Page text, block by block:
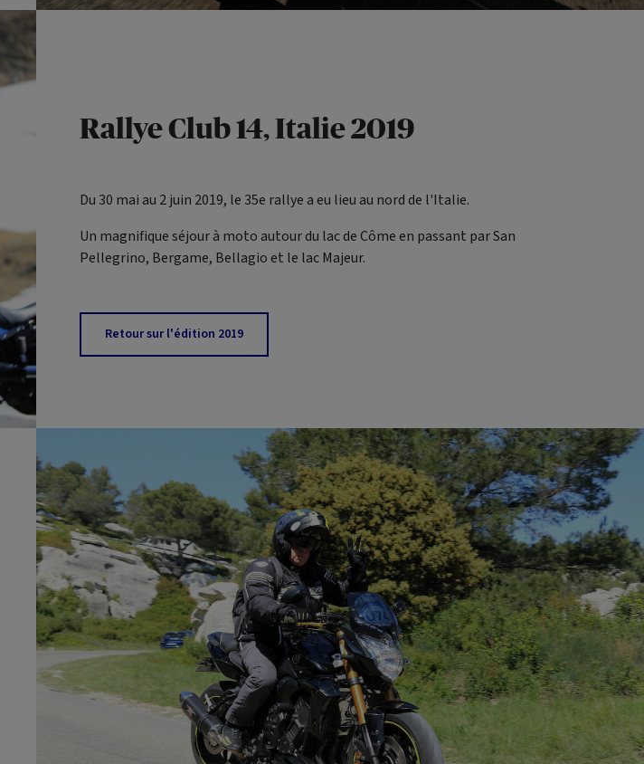
Rallye Club 14, Italie 2019
Du 30 mai au 2 juin 2019, le 35e rallye a eu lieu au nord de l'Italie.
Un magnifique séjour à moto autour du lac de Côme en passant par San
Pellegrino, Bergame, Bellagio et le lac Majeur.
Retour sur l'édition 2019